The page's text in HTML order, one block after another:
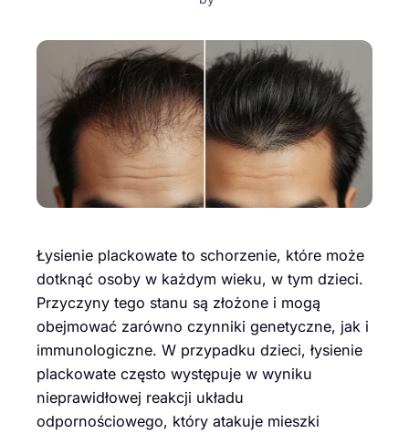
Łysienie plackowate to schorzenie, które może
dotknąć osoby w każdym wieku, w tym dzieci.
Przyczyny tego stanu są złożone i mogą
obejmować zarówno czynniki genetyczne, jak i
immunologiczne. W przypadku dzieci, łysienie
plackowate często występuje w wyniku
nieprawidłowej reakcji układu
odpornościowego, który atakuje mieszki